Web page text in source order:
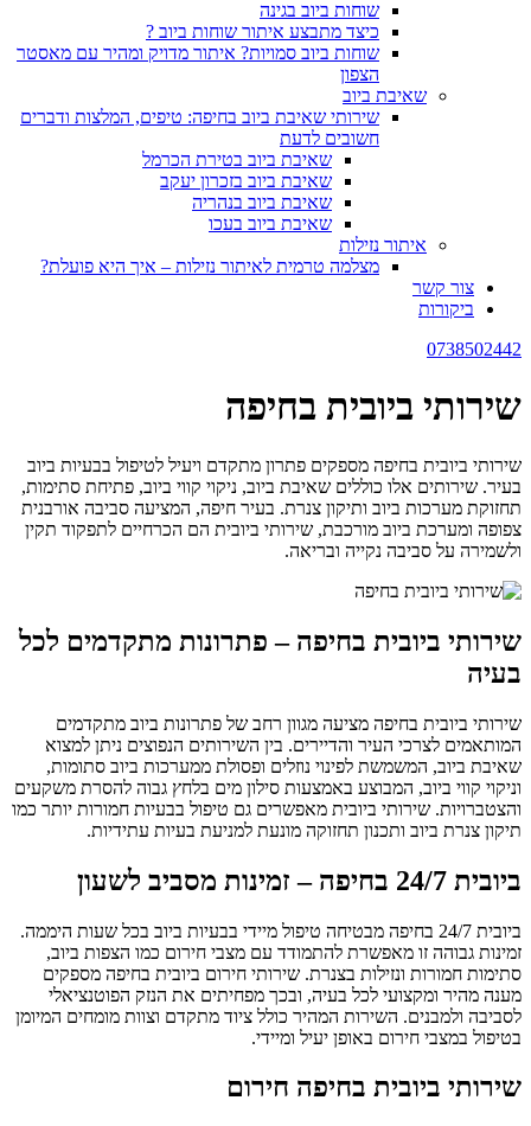
שוחות ביוב בגינה
כיצד מתבצע איתור שוחות ביוב ?
שוחות ביוב סמויות? איתור מדויק ומהיר עם מאסטר
הצפון
שאיבת ביוב
שירותי שאיבת ביוב בחיפה: טיפים, המלצות ודברים
חשובים לדעת
שאיבת ביוב בטירת הכרמל
שאיבת ביוב בזכרון יעקב
שאיבת ביוב בנהריה
שאיבת ביוב בעכו
איתור נזילות
מצלמה טרמית לאיתור נזילות – איך היא פועלת?
צור קשר
ביקורות
0738502442
שירותי ביובית בחיפה
שירותי ביובית בחיפה מספקים פתרון מתקדם ויעיל לטיפול בבעיות ביוב
בעיר. שירותים אלו כוללים שאיבת ביוב, ניקוי קווי ביוב, פתיחת סתימות,
תחזוקת מערכות ביוב ותיקון צנרת. בעיר חיפה, המציעה סביבה אורבנית
צפופה ומערכת ביוב מורכבת, שירותי ביובית הם הכרחיים לתפקוד תקין
ולשמירה על סביבה נקייה ובריאה.
שירותי ביובית בחיפה – פתרונות מתקדמים לכל
בעיה
שירותי ביובית בחיפה מציעה מגוון רחב של פתרונות ביוב מתקדמים
המותאמים לצרכי העיר והדיירים. בין השירותים הנפוצים ניתן למצוא
שאיבת ביוב, המשמשת לפינוי נוזלים ופסולת ממערכות ביוב סתומות,
וניקוי קווי ביוב, המבוצע באמצעות סילון מים בלחץ גבוה להסרת משקעים
והצטברויות. שירותי ביובית מאפשרים גם טיפול בבעיות חמורות יותר כמו
תיקון צנרת ביוב ותכנון תחזוקה מונעת למניעת בעיות עתידיות.
ביובית 24/7 בחיפה – זמינות מסביב לשעון
ביובית 24/7 בחיפה מבטיחה טיפול מיידי בבעיות ביוב בכל שעות היממה.
זמינות גבוהה זו מאפשרת להתמודד עם מצבי חירום כמו הצפות ביוב,
סתימות חמורות ונזילות בצנרת. שירותי חירום ביובית בחיפה מספקים
מענה מהיר ומקצועי לכל בעיה, ובכך מפחיתים את הנזק הפוטנציאלי
לסביבה ולמבנים. השירות המהיר כולל ציוד מתקדם וצוות מומחים המיומן
בטיפול במצבי חירום באופן יעיל ומיידי.
שירותי ביובית בחיפה חירום